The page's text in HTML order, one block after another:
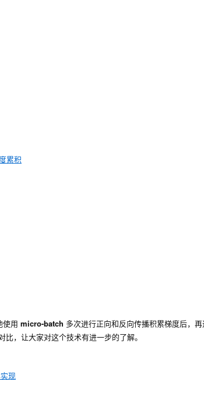
累积
使用 micro-batch 多次进行正向和反向传播积累梯度后，
，让大家对这个技术有进一步的了解。
现